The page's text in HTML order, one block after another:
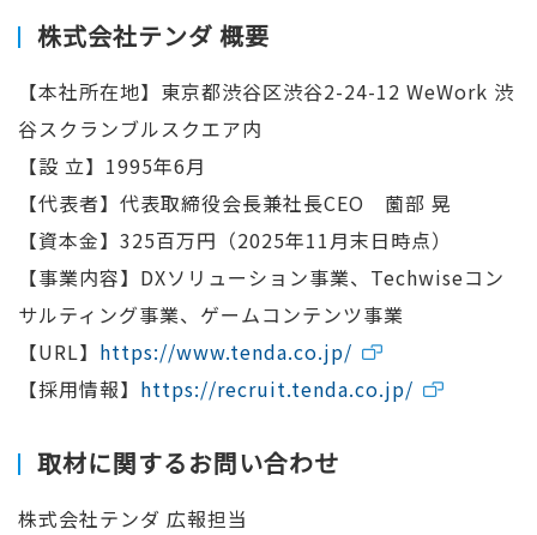
株式会社テンダ 概要
【本社所在地】東京都渋谷区渋谷2-24-12 WeWork 渋
谷スクランブルスクエア内
【設 立】1995年6月
【代表者】代表取締役会長兼社長CEO 薗部 晃
【資本金】325百万円（2025年11月末日時点）
【事業内容】DXソリューション事業、Techwiseコン
サルティング事業、ゲームコンテンツ事業
【URL】 https://www.tenda.co.jp/
【採用情報】 https://recruit.tenda.co.jp/
取材に関するお問い合わせ
株式会社テンダ 広報担当